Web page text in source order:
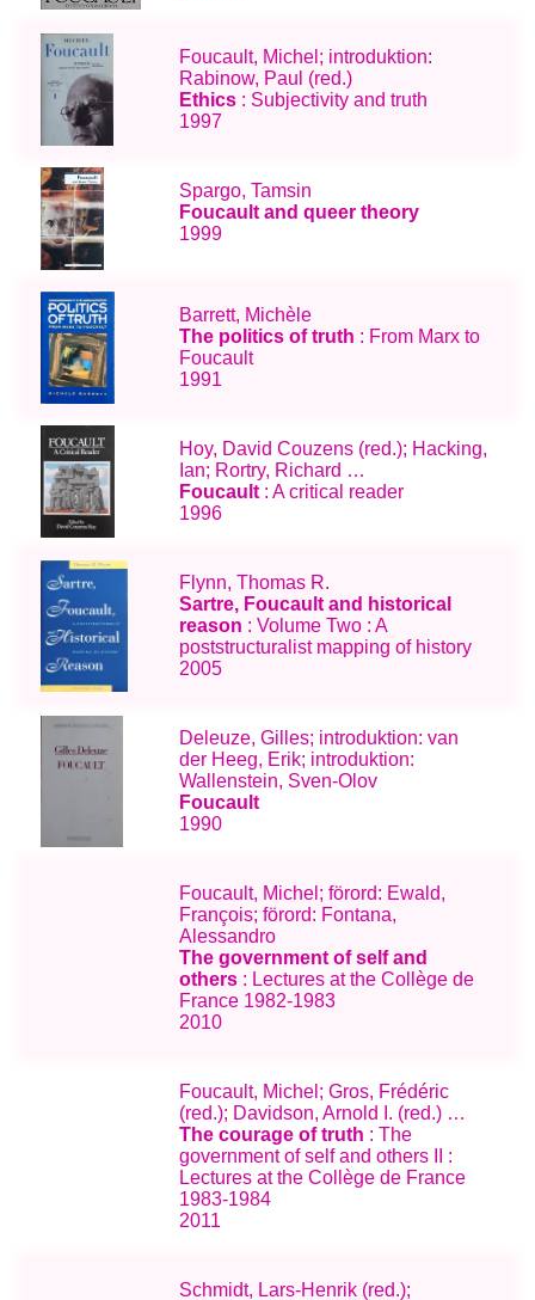
Foucault, Michel; introduktion:
Rabinow, Paul (red.)
Ethics : Subjectivity and truth
1997
Spargo, Tamsin
Foucault and queer theory
1999
Barrett, Michèle
The politics of truth : From Marx to
Foucault
1991
Hoy, David Couzens (red.); Hacking,
Ian; Rortry, Richard …
Foucault : A critical reader
1996
Flynn, Thomas R.
Sartre, Foucault and historical
reason : Volume Two : A
poststructuralist mapping of history
2005
Deleuze, Gilles; introduktion: van
der Heeg, Erik; introduktion:
Wallenstein, Sven-Olov
Foucault
1990
Foucault, Michel; förord: Ewald,
François; förord: Fontana,
Alessandro
The government of self and
others : Lectures at the Collège de
France 1982-1983
2010
Foucault, Michel; Gros, Frédéric
(red.); Davidson, Arnold I. (red.) …
The courage of truth : The
government of self and others II :
Lectures at the Collège de France
1983-1984
2011
Schmidt, Lars-Henrik (red.);